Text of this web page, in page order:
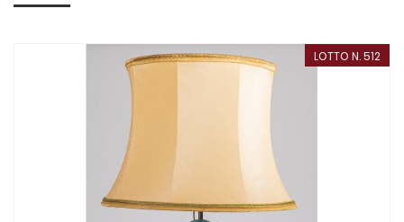
LOTTO N. 512